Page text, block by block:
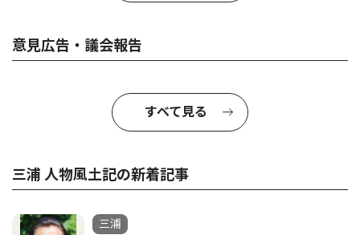
意見広告・議会報告
すべて見る
三浦 人物風土記の新着記事
三浦